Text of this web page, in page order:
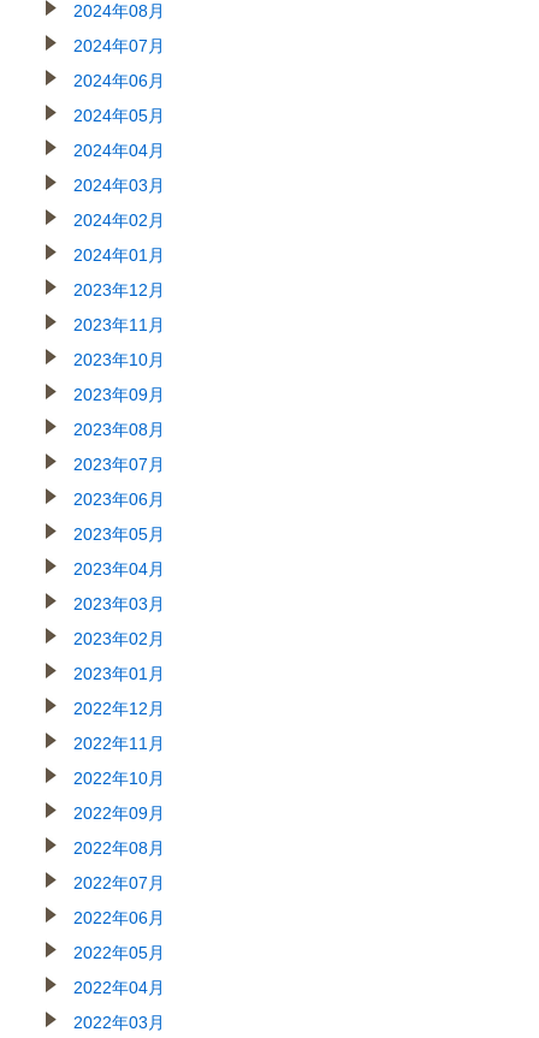
2024年08月
2024年07月
2024年06月
2024年05月
2024年04月
2024年03月
2024年02月
2024年01月
2023年12月
2023年11月
2023年10月
2023年09月
2023年08月
2023年07月
2023年06月
2023年05月
2023年04月
2023年03月
2023年02月
2023年01月
2022年12月
2022年11月
2022年10月
2022年09月
2022年08月
2022年07月
2022年06月
2022年05月
2022年04月
2022年03月